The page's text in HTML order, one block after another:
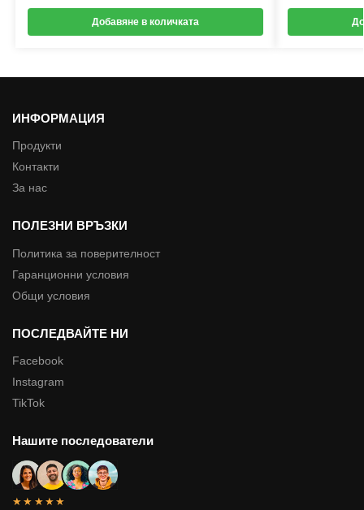
Добавяне в количката
ИНФОРМАЦИЯ
Продукти
Контакти
За нас
ПОЛЕЗНИ ВРЪЗКИ
Политика за поверителност
Гаранционни условия
Общи условия
ПОСЛЕДВАЙТЕ НИ
Facebook
Instagram
TikTok
Нашите последователи
★★★★★